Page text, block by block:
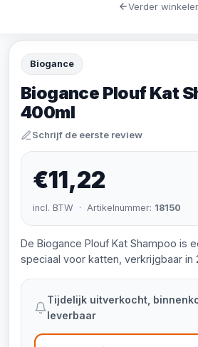
Biogance
Biogance Plouf Kat
400ml
Schrijf de eerste review
€11,22
incl. BTW · Artikelnummer: 18150
De Biogance Plouf Kat Shampoo is
speciaal voor katten, verkrijgbaar in
Tijdelijk uitverkocht,
leverbaar
Verder